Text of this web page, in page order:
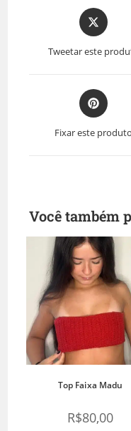
Tweetar este
Fixar este produto
Você também
Top Faixa Madu
R$80,00